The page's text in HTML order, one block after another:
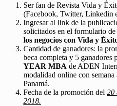
Ser fan de Revista Vida y
(Facebook, Twitter, Linkedin
Ingresar al link de la
solicitados en el formulario de
los negocios con Vida y
Cantidad de ganadores: la
beca completa y 5 ganadores
YEAR MBA de ADEN
modalidad online con
Panamá.
Fecha de la promoción del 20
2018.